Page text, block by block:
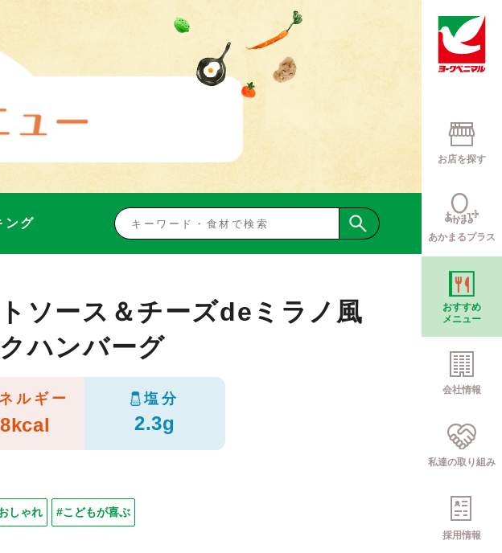
お店を探す
あかまるプラス
おすすめ
メニュー
会社情報
私達の取り組み
採用情報
ング
トソース＆チーズdeミラノ風
ハンバーグ
ルギー 塩分
2.3g
しゃれ #こどもが喜ぶ